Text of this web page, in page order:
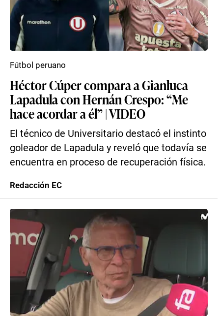
Héctor Cúper compara a Gianluca
Lapadula con Hernán Crespo: “Me
hace acordar a él” | VIDEO
El técnico de Universitario destacó el instinto
goleador de Lapadula y reveló que todavía se
encuentra en proceso de recuperación física.
Fútbol peruano
Redacción EC